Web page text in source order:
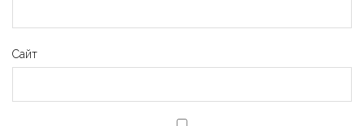
Сайт